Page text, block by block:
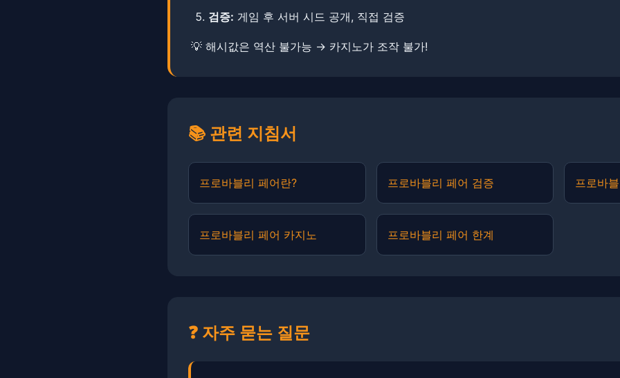
검증: 게임 후 서버 시드 공개, 직접 검증
💡 해시값은 역산 불가능 → 카지노가 조작 불가!
📚 관련 지침서
프로바블리 페어란? 프로바블리 페어 검증 프로바
프로바블리 페어 카지노 프로바블리 페어 한계
❓ 자주 묻는 질문